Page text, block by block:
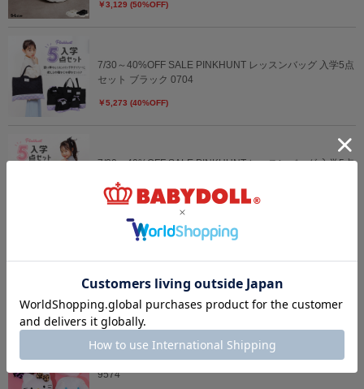
￥3,129 (50%OFF)
7/30～40%OFF SALE PINKHUNT レッスンバッグ 入学5点
セット ブラック 0704
￥5,273 (40%OFF)
7/30～40%OFF SALE PINKHUNT レッスンバッグ 入学5点
￥5,273 (40%OFF)
4/3一部再販 【qt】ハイキュー!!ダイカットクッション
￥3,850
8/6～50%OFF SALE サンリオ 耳立体キャラクターポーチ
9574